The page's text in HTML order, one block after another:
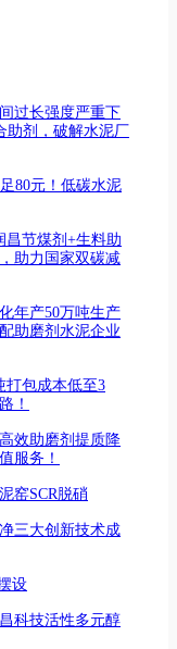
过长强度严重下
助剂，破解水泥厂
80元！低碳水泥
昌节煤剂+生料助
助力国家双碳减
年产50万吨生产
助磨剂水泥企业
打包成本低至3
！
效助磨剂提质降
服务！
窑SCR脱硝
三大创新技术成
设
科技活性多元醇